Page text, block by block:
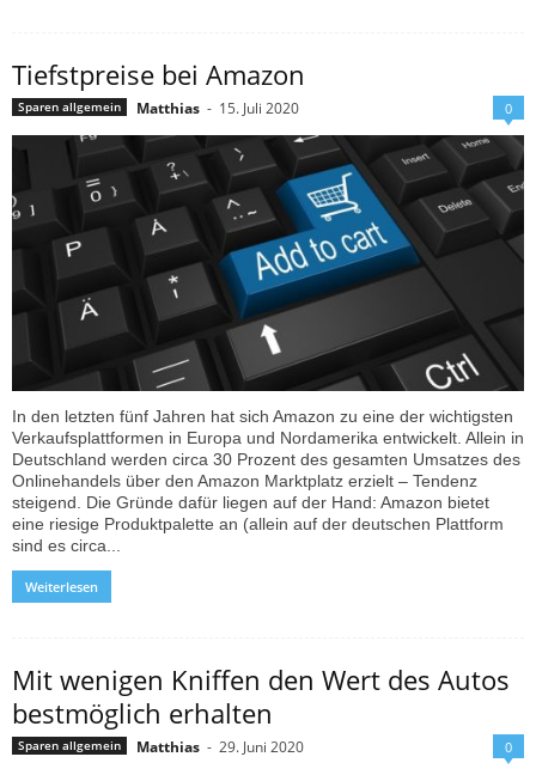
Tiefstpreise bei Amazon
Sparen allgemein Matthias - 15. Juli 2020 0
In den letzten fünf Jahren hat sich Amazon zu eine der wichtigsten
Verkaufsplattformen in Europa und Nordamerika entwickelt. Allein in
Deutschland werden circa 30 Prozent des gesamten Umsatzes des
Onlinehandels über den Amazon Marktplatz erzielt – Tendenz
steigend. Die Gründe dafür liegen auf der Hand: Amazon bietet
eine riesige Produktpalette an (allein auf der deutschen Plattform
sind es circa...
Weiterlesen
Mit wenigen Kniffen den Wert des Autos
bestmöglich erhalten
Sparen allgemein Matthias - 29. Juni 2020 0